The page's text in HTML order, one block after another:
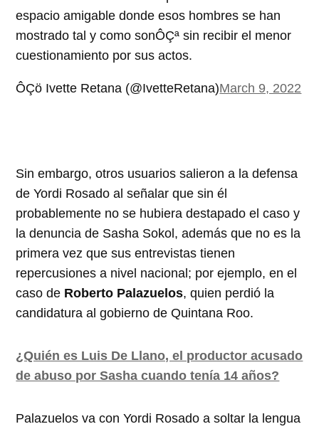
espacio amigable donde esos hombres se han
mostrado tal y como sonÔÇª sin recibir el menor
cuestionamiento por sus actos.
ÔÇö Ivette Retana (@IvetteRetana)March 9, 2022
Sin embargo, otros usuarios salieron a la defensa
de Yordi Rosado al señalar que sin él
probablemente no se hubiera destapado el caso y
la denuncia de Sasha Sokol, además que no es la
primera vez que sus entrevistas tienen
repercusiones a nivel nacional; por ejemplo, en el
caso de Roberto Palazuelos, quien perdió la
candidatura al gobierno de Quintana Roo.
¿Quién es Luis De Llano, el productor acusado
de abuso por Sasha cuando tenía 14 años?
Palazuelos va con Yordi Rosado a soltar la lengua